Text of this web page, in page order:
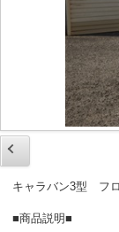
キャラバン3型 フ
■商品説明■